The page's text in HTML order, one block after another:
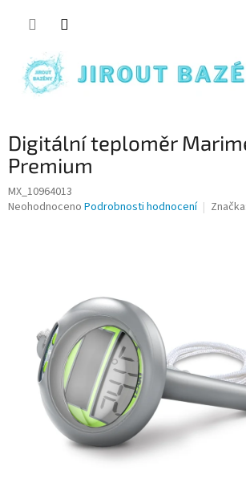
Digitální teploměr
Premium
MX_10964013
Průměrné hodnocení produktu je 0,0 z 5
Neohodnoceno Podrobnosti hodnocení Značka: